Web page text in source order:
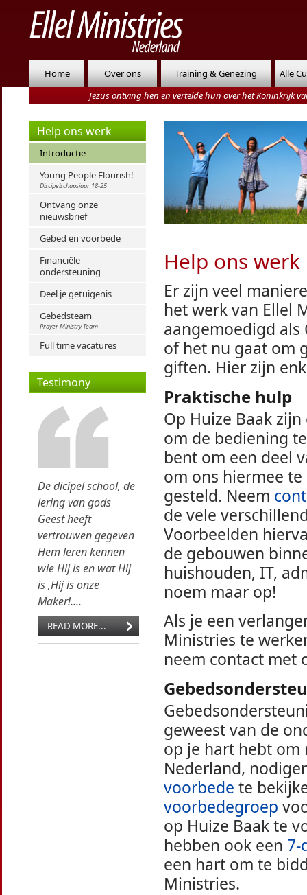
Home Over ons Training & Genezing
Alle
Jezus ontving hen en vertelde hun over het Koninkrijk
Help ons werk
Introductie
Young People Flourish!
Discipelschapsjaar 18-25
Ontvang onze
nieuwsbrief
Gebed en voorbede
Financiële
ondersteuning
Deel je getuigenis
Gebedsteam
Prayer Ministry Team
Full time vacatures
Testimony
De dicipel school, de
lering van gods
Geest heeft
vertrouwen gegeven
Hem leren kennen
wie Hij is en wat Hij
is ,Hij is onze
Maker!....
READ MORE...
Help ons werk
Er zijn veel
het werk van Ellel
aangemoedigd als
of het nu gaat om
giften. Hier zijn
Praktische hulp
Op Huize Baak
om de bediening
bent om een deel
om ons hiermee
gesteld. Neem
de vele
Voorbeelden
de gebouwen
huishouden, IT,
noem maar op!
Als je een
Ministries te
neem contact met
geweest van de
op je hart hebt
Nederland,
voorbede te
voorbedegroep
op Huize Baak te
hebben ook een 7-
een hart om te
Ministries.